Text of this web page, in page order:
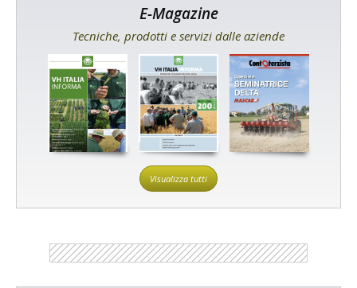
E-Magazine
Tecniche, prodotti e servizi dalle aziende
Visualizza tutti